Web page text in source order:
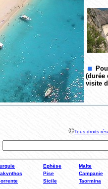
(durée
visite
©Tous droits
Ephèse Malte
Pise Campanie
Sicile Taormina